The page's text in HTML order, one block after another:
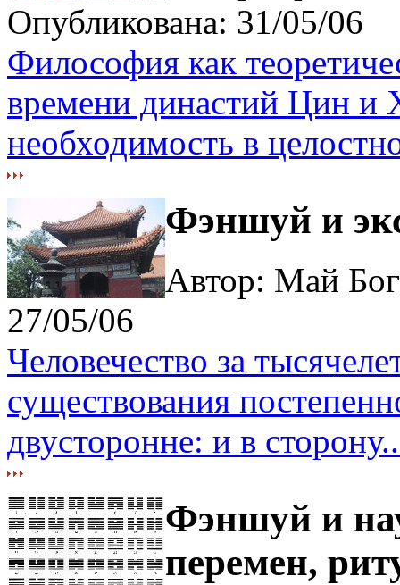
Опубликована: 31/05/06
Философия как
времени династий Цин и
необходимость в
Фэншуй и
Автор: Май
27/05/06
Человечество за
существования
двусторонне: и в
Фэншуй и
перемен,